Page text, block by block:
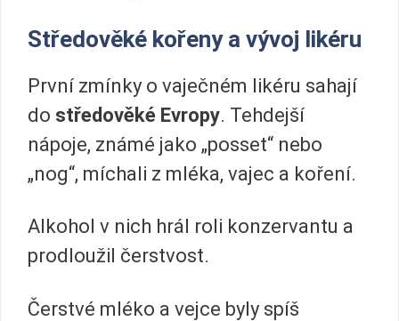
Středověké kořeny a vývoj likéru
První zmínky o vaječném likéru sahají
do středověké Evropy. Tehdejší
nápoje, známé jako „posset“ nebo
„nog“, míchali z mléka, vajec a koření.
Alkohol v nich hrál roli konzervantu a
prodloužil čerstvost.
Čerstvé mléko a vejce byly spíš